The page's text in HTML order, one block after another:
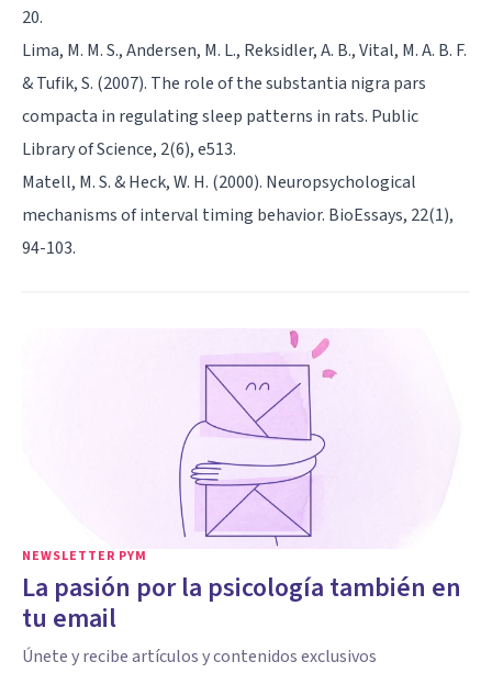
20.
Lima, M. M. S., Andersen, M. L., Reksidler, A. B., Vital, M. A. B. F.
& Tufik, S. (2007). The role of the substantia nigra pars
compacta in regulating sleep patterns in rats. Public
Library of Science, 2(6), e513.
Matell, M. S. & Heck, W. H. (2000). Neuropsychological
mechanisms of interval timing behavior. BioEssays, 22(1),
94-103.
NEWSLETTER PYM
La pasión por la psicología también en
tu email
Únete y recibe artículos y contenidos exclusivos